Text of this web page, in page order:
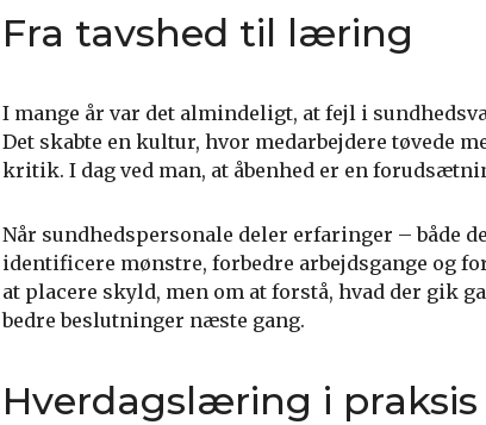
Fra tavshed til læring
I mange år var det almindeligt, at fejl i
Det skabte en kultur, hvor medarbejdere tøvede
kritik. I dag ved man, at åbenhed er en
Når sundhedspersonale deler erfaringer – både
identificere mønstre, forbedre arbejdsgange og
at placere skyld, men om at forstå, hvad der gik
bedre beslutninger næste gang.
Hverdagslæring i praksis